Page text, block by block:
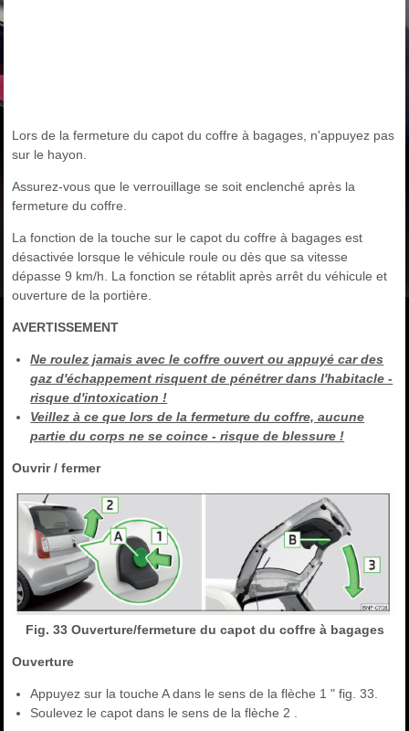
Lors de la fermeture du capot du coffre à bagages, n'appuyez pas
sur le hayon.
Assurez-vous que le verrouillage se soit enclenché après la
fermeture du coffre.
La fonction de la touche sur le capot du coffre à bagages est
désactivée lorsque le véhicule roule ou dès que sa vitesse
dépasse 9 km/h. La fonction se rétablit après arrêt du véhicule et
ouverture de la portière.
AVERTISSEMENT
Ne roulez jamais avec le coffre ouvert ou appuyé car des
gaz d'échappement risquent de pénétrer dans l'habitacle -
risque d'intoxication !
Veillez à ce que lors de la fermeture du coffre, aucune
partie du corps ne se coince - risque de blessure !
Ouvrir / fermer
Fig. 33 Ouverture/fermeture du capot du coffre à bagages
Ouverture
Appuyez sur la touche A dans le sens de la flèche 1 " fig. 33.
Soulevez le capot dans le sens de la flèche 2 .